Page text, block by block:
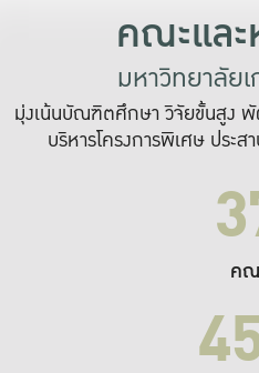
คณะแล
มหาวิทยาลัย
มุ่งเน้นบัณฑิตศึกษา วิจัยขั้นสูง พั
บริหารโครงการพิเศษ ประ
ค